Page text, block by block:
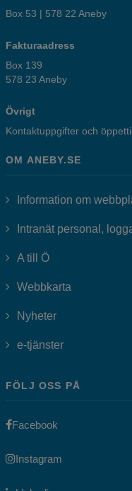
Box 53 | 578 22 Aneby
Fakturaadress
Box 139
578 23 Aneby
Övrigt
Kontaktuppgifter och
OM ANEBY.SE
Information om
Intranät personal,
A till Ö
Webbkarta
Nyheter
e-tjänsterLänk till
FÖLJ OSS PÅ
Facebook
Instagram